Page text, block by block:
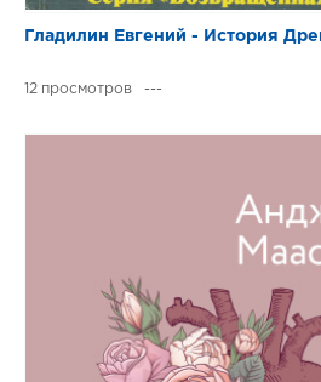
Гладилин Евгений - История
12 ---